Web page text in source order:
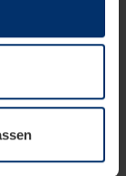
benötigen
Sie jederzeit
oder